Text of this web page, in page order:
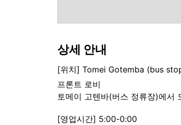
상세 안내
[위치] Tomei Gotemba (bus
프론트 로비
토메이 고텐바(버스 정류장)에서
[영업시간] 5:00-0:00